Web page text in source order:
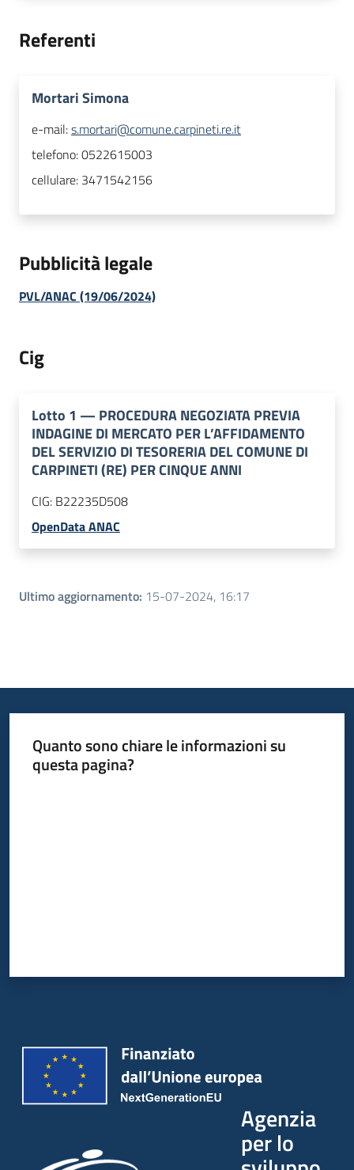
Referenti
Mortari Simona
e-mail:s.mortari@comune.carpineti.re.it
telefono:0522615003
cellulare: 3471542156
Pubblicità legale
PVL/ANAC (19/06/2024)
Cig
Lotto 1 — PROCEDURA NEGOZIATA PREVIA
INDAGINE DI MERCATO PER L’AFFIDAMENTO
DEL SERVIZIO DI TESORERIA DEL COMUNE DI
CARPINETI (RE) PER CINQUE ANNI
CIG: B22235D508
OpenData ANAC
Ultimo aggiornamento: 15-07-2024, 16:17
Quanto sono chiare le informazioni su
questa pagina?
Agenzia
per lo